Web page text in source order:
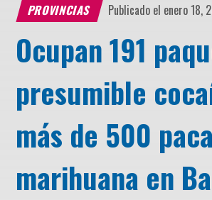
PROVINCIAS Publicado el enero 18,
Ocupan 191
presumible
más de 500
marihuana en